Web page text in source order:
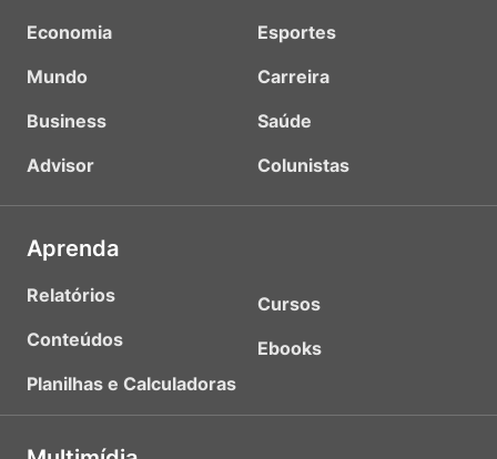
Economia
Mundo
Business
Advisor
Esportes
Carreira
Saúde
Colunistas
Aprenda
Relatórios
Conteúdos
Planilhas e Calculadoras
Cursos
Ebooks